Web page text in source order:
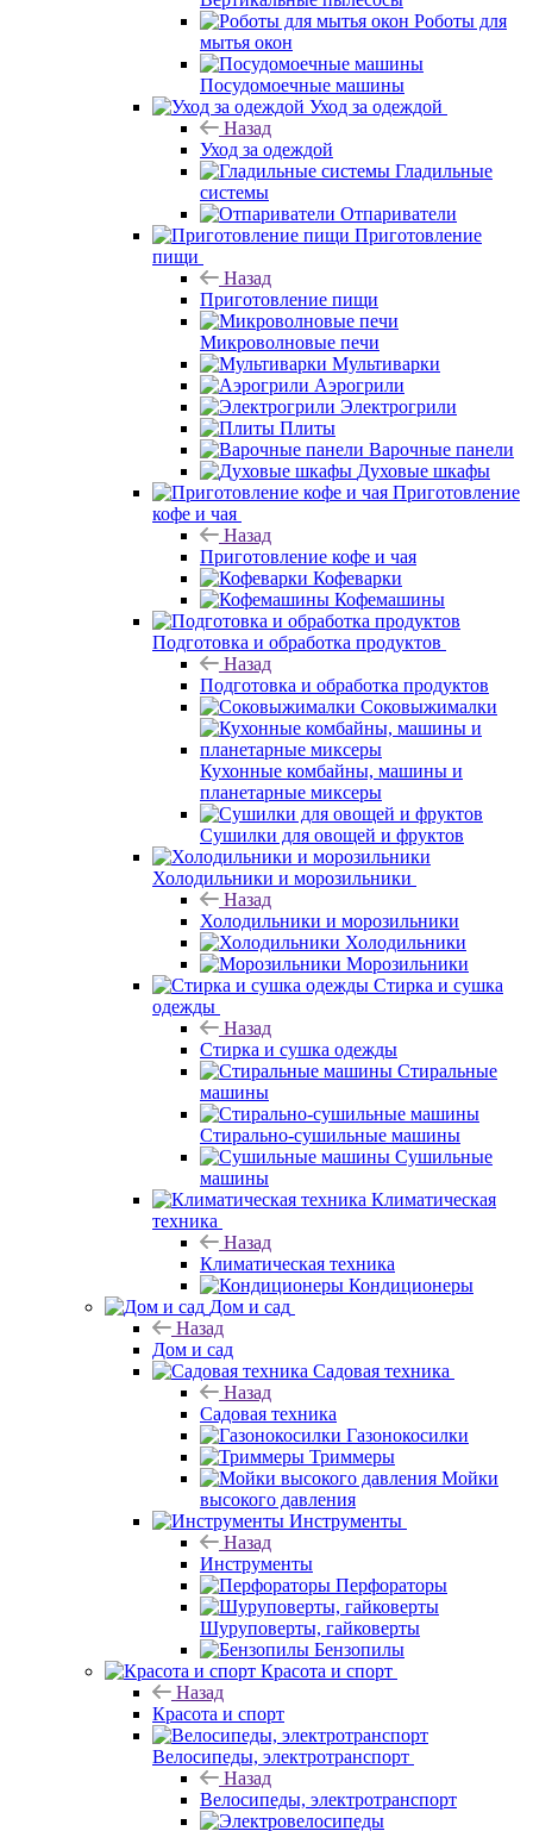
Роботы для
мытья окон
Посудомоечные машины
Уход за одеждой
Назад
Уход за одеждой
Гладильные
системы
Отпариватели
Приготовление
пищи
Назад
Приготовление пищи
Микроволновые печи
Мультиварки
Аэрогрили
Электрогрили
Плиты
Варочные панели
Духовые шкафы
Приготовление
кофе и чая
Назад
Приготовление кофе и чая
Кофеварки
Кофемашины
Подготовка и обработка продуктов
Назад
Подготовка и обработка продуктов
Соковыжималки
Кухонные комбайны, машины и
планетарные миксеры
Сушилки для овощей и фруктов
Холодильники и морозильники
Назад
Холодильники и морозильники
Холодильники
Морозильники
Стирка и сушка
одежды
Назад
Стирка и сушка одежды
Стиральные
машины
Стирально-сушильные машины
Сушильные
машины
Климатическая
техника
Назад
Климатическая техника
Кондиционеры
Дом и сад
Назад
Дом и сад
Садовая техника
Назад
Садовая техника
Газонокосилки
Триммеры
Мойки
высокого давления
Инструменты
Назад
Инструменты
Перфораторы
Шуруповерты, гайковерты
Бензопилы
Красота и спорт
Назад
Красота и спорт
Велосипеды, электротранспорт
Назад
Велосипеды, электротранспорт